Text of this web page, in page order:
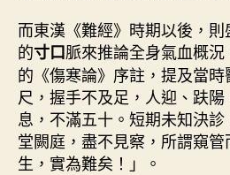
而東漢《難經》時期以後，
的寸口脈來推論全身氣血概
的《傷寒論》序註，提及當
尺，握手不及足，人迎、趺
息，不滿五十。短期未知決
堂闕庭，盡不見察，所謂窺
生，實為難矣！」。